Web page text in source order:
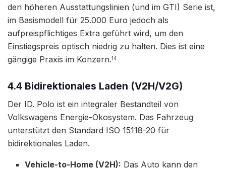
den höheren Ausstattungslinien (und im GTI) Serie ist,
im Basismodell für 25.000 Euro jedoch als
aufpreispflichtiges Extra geführt wird, um den
Einstiegspreis optisch niedrig zu halten. Dies ist eine
gängige Praxis im Konzern.14
4.4 Bidirektionales Laden (V2H/V2G)
Der ID. Polo ist ein integraler Bestandteil von
Volkswagens Energie-Ökosystem. Das Fahrzeug
unterstützt den Standard ISO 15118-20 für
bidirektionales Laden.
Vehicle-to-Home (V2H): Das Auto kann den